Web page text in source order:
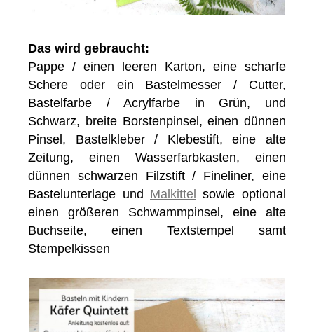
Das wird gebraucht:
Pappe / einen leeren Karton, eine scharfe
Schere oder ein Bastelmesser / Cutter,
Bastelfarbe / Acrylfarbe in Grün, und
Schwarz, breite Borstenpinsel, einen dünnen
Pinsel, Bastelkleber / Klebestift, eine alte
Zeitung, einen Wasserfarbkasten, einen
dünnen schwarzen Filzstift / Fineliner, eine
Bastelunterlage und Malkittel
sowie optional
einen größeren Schwammpinsel, eine alte
Buchseite, einen Textstempel samt
Stempelkissen